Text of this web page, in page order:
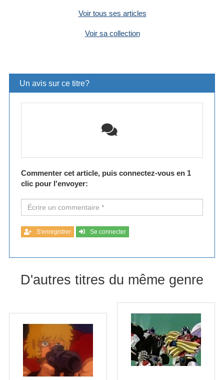
Voir tous ses articles
Voir sa collection
Un avis sur ce titre?
Commenter cet article, puis connectez-vous en 1
clic pour l'envoyer:
S'enregistrer Se connecter
D'autres titres du même genre